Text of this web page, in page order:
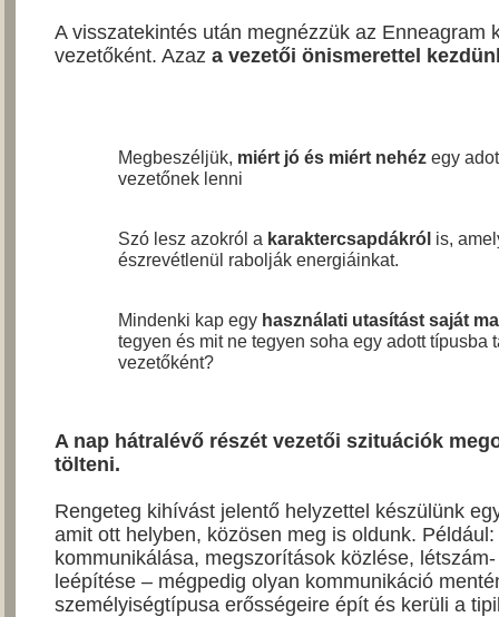
A visszatekintés után megnézzük az Enneagram
vezetőként. Azaz a vezetői önismerettel
Megbeszéljük, miért jó és miért nehézegy
vezetőnek lenni
Szó lesz azokról a karaktercsapdákról is,
észrevétlenül rabolják energiáinkat.
Mindenki kap egy használati utasítást saját
tegyen és mit ne tegyen soha egy adott típusba
vezetőként?
A nap hátralévő részét vezetői szituációk
tölteni.
Rengeteg kihívást jelentő helyzettel készülünk
amit ott helyben, közösen meg is oldunk.
kommunikálása, megszorítások közlése,
leépítése – mégpedig olyan kommunikáció
személyiségtípusa erősségeire épít és kerüli a